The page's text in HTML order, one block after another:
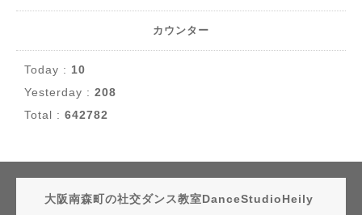
カウンター
Today : 10
Yesterday : 208
Total : 642782
大阪南森町の社交ダンス教室DanceStudioHeily